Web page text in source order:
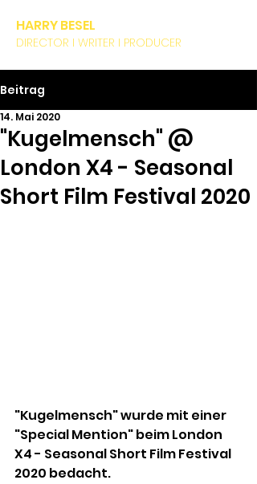
HARRY BESEL
DIRECTOR I WRITER I PRODUCER
Beitrag
"Kugelmensch" @
London X4 - Seasonal
Short Film Festival 2020
14. Mai 2020
"Kugelmensch" wurde mit einer
"Special Mention" beim London
X4 - Seasonal Short Film Festival
2020 bedacht.